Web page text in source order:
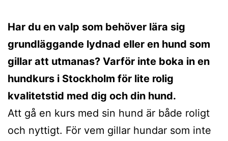
Har du en valp som behöver lära sig
grundläggande lydnad eller en hund som
gillar att utmanas? Varför inte boka in en
hundkurs i Stockholm för lite rolig
kvalitetstid med dig och din hund.
Att gå en kurs med sin hund är både roligt
och nyttigt. För vem gillar hundar som inte